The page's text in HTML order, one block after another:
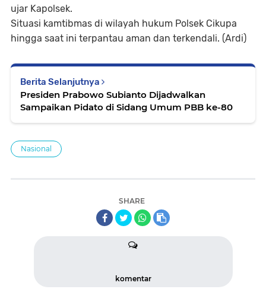
ujar Kapolsek.
Situasi kamtibmas di wilayah hukum Polsek Cikupa
hingga saat ini terpantau aman dan terkendali. (Ardi)
Berita Selanjutnya
Presiden Prabowo Subianto Dijadwalkan
Sampaikan Pidato di Sidang Umum PBB ke-80
Nasional
SHARE
komentar